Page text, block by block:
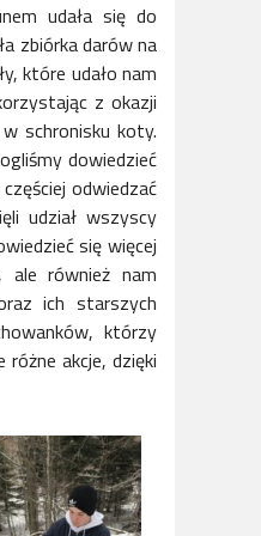
udała się do
zbiórka darów na
które udało nam
z okazji
schronisku koty.
dowiedzieć
odwiedzać
udział wszyscy
się więcej
również nam
ich starszych
którzy
akcje, dzięki